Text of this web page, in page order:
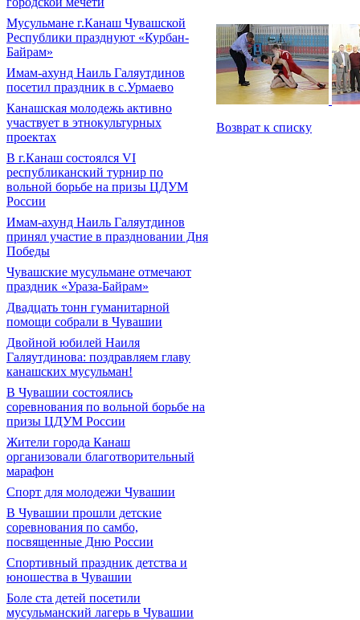
Мусульмане г.Канаш Чувашской
Республики празднуют «Курбан-
Байрам»
Имам-ахунд Наиль Галяутдинов
посетил праздник в с.Урмаево
Канашская молодежь активно
участвует в этнокультурных
проектах
В г.Канаш состоялся VI
республиканский турнир по
вольной борьбе на призы ЦДУМ
России
Имам-ахунд Наиль Галяутдинов
принял участие в праздновании Дня
Победы
Чувашские мусульмане отмечают
праздник «Ураза-Байрам»
Двадцать тонн гуманитарной
помощи собрали в Чувашии
Двойной юбилей Наиля
Галяутдинова: поздравляем главу
канашских мусульман!
В Чувашии состоялись
соревнования по вольной борьбе на
призы ЦДУМ России
Жители города Канаш
организовали благотворительный
марафон
Спорт для молодежи Чувашии
В Чувашии прошли детские
соревнования по самбо,
посвященные Дню России
Спортивный праздник детства и
юношества в Чувашии
Боле ста детей посетили
мусульманский лагерь в Чувашии
Возврат к списку